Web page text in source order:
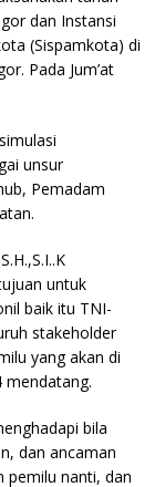
dan Instansi
(Sispamkota) di
Pada Jum’at
unsur
Pemadam
untuk
baik itu TNI-
stakeholder
yang akan di
mendatang.
bila
dan ancaman
pemilu nanti, dan